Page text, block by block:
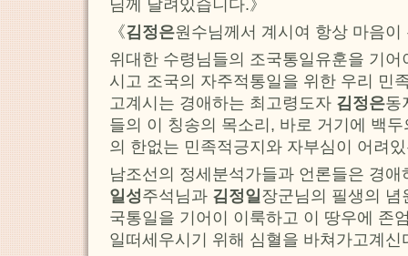
님께 달려있습니다.》
《김정은원수님께서 계시여 항상 마음이
위대한 수령님들의 조국통일유훈을 기
시고 조국의 자주적통일을 위한 우리 민
고계시는 경애하는 최고령도자 김정은동
들의 이 칭송의 목소리, 바로 거기에 백
의 한없는 민족적긍지와 자부심이 어려
남조선의 정세분석가들과 언론들은 경
일성주석님과 김정일 장군님의 필생의
국통일을 기어이 이룩하고 이 땅우에 존
일떠세우시기 위해 심혈을 바쳐가고계